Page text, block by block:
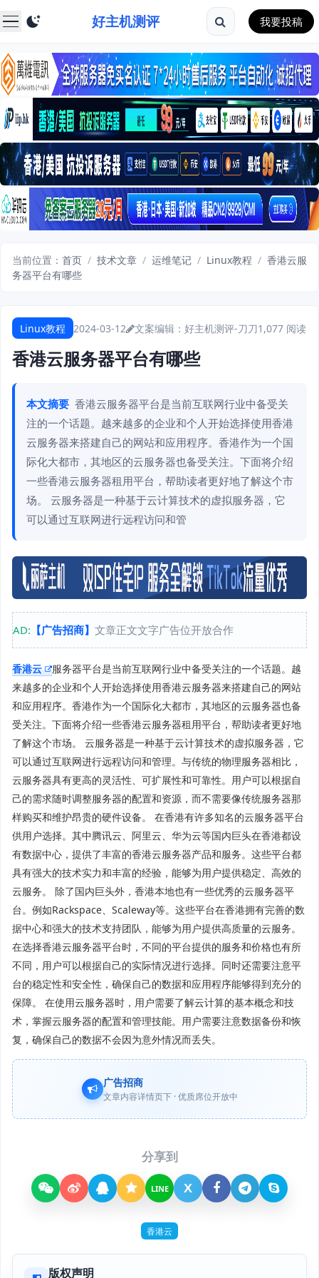
好主机测评 我要投稿
当前位置： 首页 / 技术文章 / 运维笔记 / Linux教程 / 香港云服
务器平台有哪些
Linux教程 2024-03-12 文案编辑：好主机测评-刀刀1,077 阅读
香港云服务器平台有哪些
本文摘要 香港云服务器平台是当前互联网行业中备受关
注的一个话题。越来越多的企业和个人开始选择使用香港
云服务器来搭建自己的网站和应用程序。香港作为一个国
际化大都市，其地区的云服务器也备受关注。下面将介绍
一些香港云服务器租用平台，帮助读者更好地了解这个市
场。 云服务器是一种基于云计算技术的虚拟服务器，它
可以通过互联网进行远程访问和管
AD: 【广告招商】 文章正文文字广告位开放合作
香港云
服务器平台是当前互联网行业中备受关注的一个话题。越
来越多的企业和个人开始选择使用香港云服务器来搭建自己的网站
和应用程序。香港作为一个国际化大都市，其地区的云服务器也备
受关注。下面将介绍一些香港云服务器租用平台，帮助读者更好地
了解这个市场。 云服务器是一种基于云计算技术的虚拟服务器，它
可以通过互联网进行远程访问和管理。与传统的物理服务器相比，
云服务器具有更高的灵活性、可扩展性和可靠性。用户可以根据自
己的需求随时调整服务器的配置和资源，而不需要像传统服务器那
样购买和维护昂贵的硬件设备。 在香港有许多知名的云服务器平台
供用户选择。其中腾讯云、阿里云、华为云等国内巨头在香港都设
有数据中心，提供了丰富的香港云服务器产品和服务。这些平台都
具有强大的技术实力和丰富的经验，能够为用户提供稳定、高效的
云服务。 除了国内巨头外，香港本地也有一些优秀的云服务器平
台。例如Rackspace、Scaleway等。这些平台在香港拥有完善的数
据中心和强大的技术支持团队，能够为用户提供高质量的云服务。
在选择香港云服务器平台时，不同的平台提供的服务和价格也有所
不同，用户可以根据自己的实际情况进行选择。同时还需要注意平
台的稳定性和安全性，确保自己的数据和应用程序能够得到充分的
保障。 在使用云服务器时，用户需要了解云计算的基本概念和技
术，掌握云服务器的配置和管理技能。用户需要注意数据备份和恢
复，确保自己的数据不会因为意外情况而丢失。
广告招商
文章内容详情页下 · 优质席位开放中
分享到
LINE X
香港云
版权声明